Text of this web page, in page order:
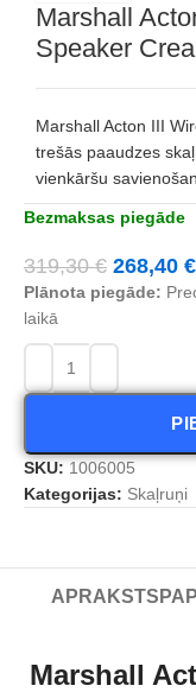
Marshall
Speaker
Marshall Acton III
trešās paaudzes
vienkāršu
Bezmaksas piegāde
319,30€ 268,40 €
Plānota piegāde:
laikā
SKU: 1006005
Kategorijas: Skaļruņi
APRAKSTS
Marshall